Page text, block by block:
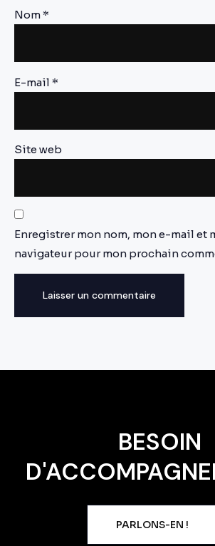
Nom*
E-mail *
Site web
Enregistrer mon nom, mon e-mail et
navigateur pour mon prochain
BESOIN
PARLONS-EN !